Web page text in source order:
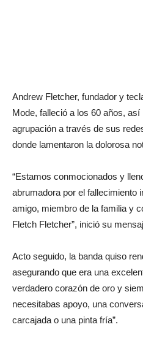
Andrew Fletcher, fundador y
Mode, falleció a los 60 años,
agrupación a través de sus
donde lamentaron la dolorosa
“Estamos conmocionados y
abrumadora por el fallecimiento
amigo, miembro de la familia y
Fletch Fletcher”, inició su
Acto seguido, la banda quiso
asegurando que era una
verdadero corazón de oro y
necesitabas apoyo, una
carcajada o una pinta fría”.